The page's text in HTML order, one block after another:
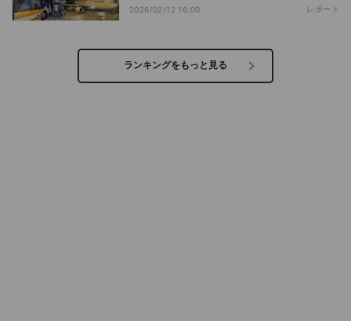
2026/02/12 16:00 レポート
ランキングをもっと見る